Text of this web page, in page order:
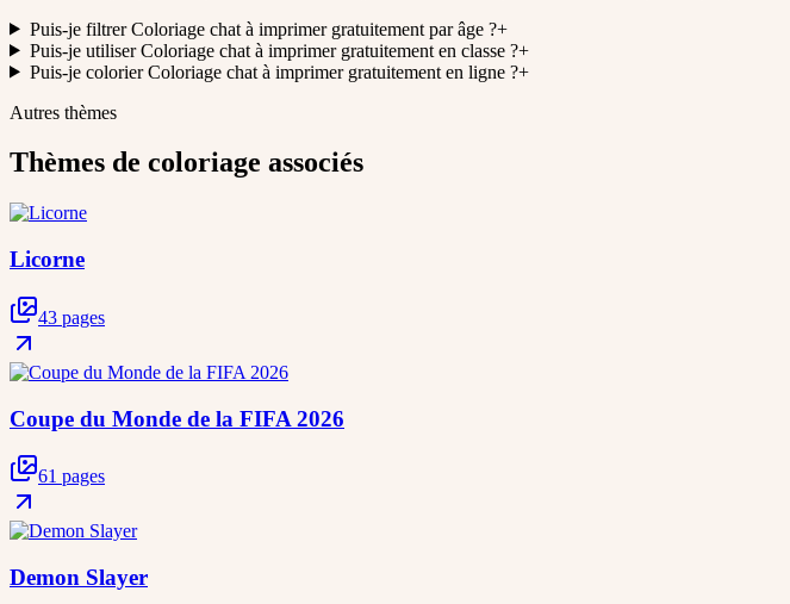
Puis-je filtrer Coloriage chat à imprimer gratuitement par âge ?+
Puis-je utiliser Coloriage chat à imprimer gratuitement en classe ?+
Puis-je colorier Coloriage chat à imprimer gratuitement en ligne ?+
Autres thèmes
Thèmes de coloriage associés
Licorne
43 pages
Coupe du Monde de la FIFA 2026
61 pages
Demon Slayer